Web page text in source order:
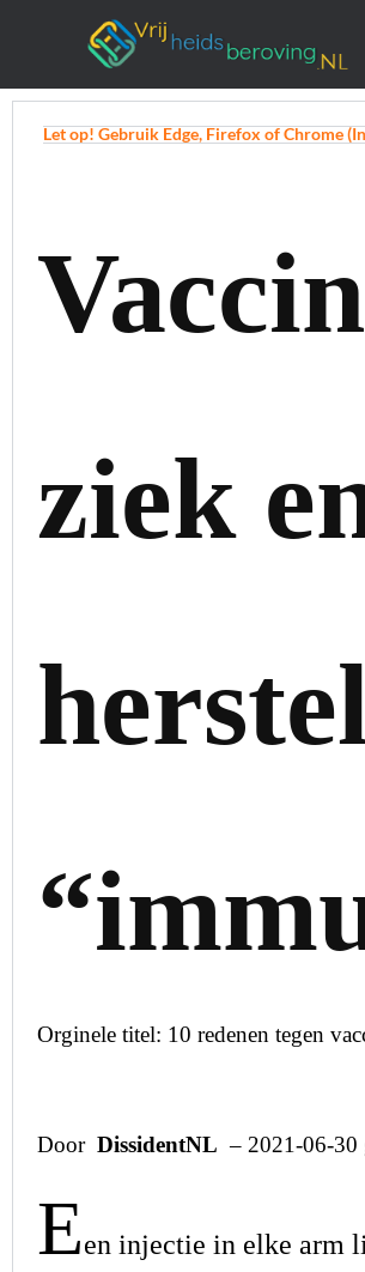
Let op! Gebruik Edge, Firefox of Chrome
ziek
Orginele titel: 10 redenen tegen
Door DissidentNL – 2021-06-30
Een injectie in elke arm